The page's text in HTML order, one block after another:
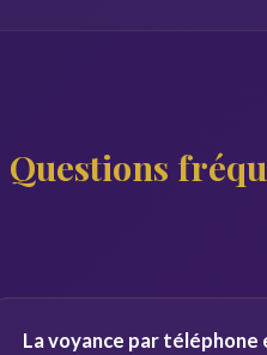
Questions
La voyance par téléphone